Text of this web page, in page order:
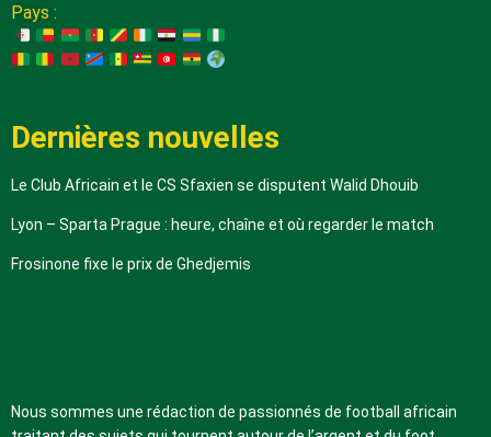
Pays :
Dernières nouvelles
Le Club Africain et le CS Sfaxien se disputent Walid Dhouib
Lyon – Sparta Prague : heure, chaîne et où regarder le match
Frosinone fixe le prix de Ghedjemis
Nous sommes une rédaction de passionnés de football africain